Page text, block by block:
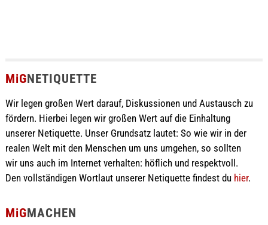
MiGNETIQUETTE
Wir legen großen Wert darauf, Diskussionen und Austausch zu
fördern. Hierbei legen wir großen Wert auf die Einhaltung
unserer Netiquette. Unser Grundsatz lautet: So wie wir in der
realen Welt mit den Menschen um uns umgehen, so sollten
wir uns auch im Internet verhalten: höflich und respektvoll.
Den vollständigen Wortlaut unserer Netiquette findest du hier.
MiGMACHEN